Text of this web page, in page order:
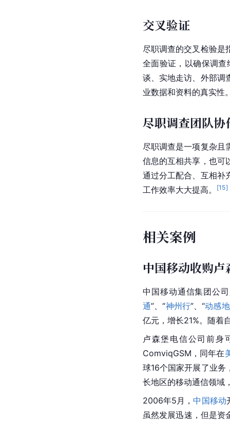
交叉验证
尽职调查的交叉检验是
全面验证，以确保调
谈、实地走访、外部调
业数据和资料的真实性
尽职调查团队协
尽职调查是一项复杂且
信息的互相共享，也可
通过分工配合、互相补
工作效率大大提高。
[15]
相关案例
中国移动收购
中国移动通信集团公司
通”、“神州行”、“动感
亿元，增长21%。随着
卢森堡电信公司前身
ComviqGSM，同年在
球16个国家开展了业务
长地区的移动通信领域
2006年5月，中国移动
虽然发展迅速，但是